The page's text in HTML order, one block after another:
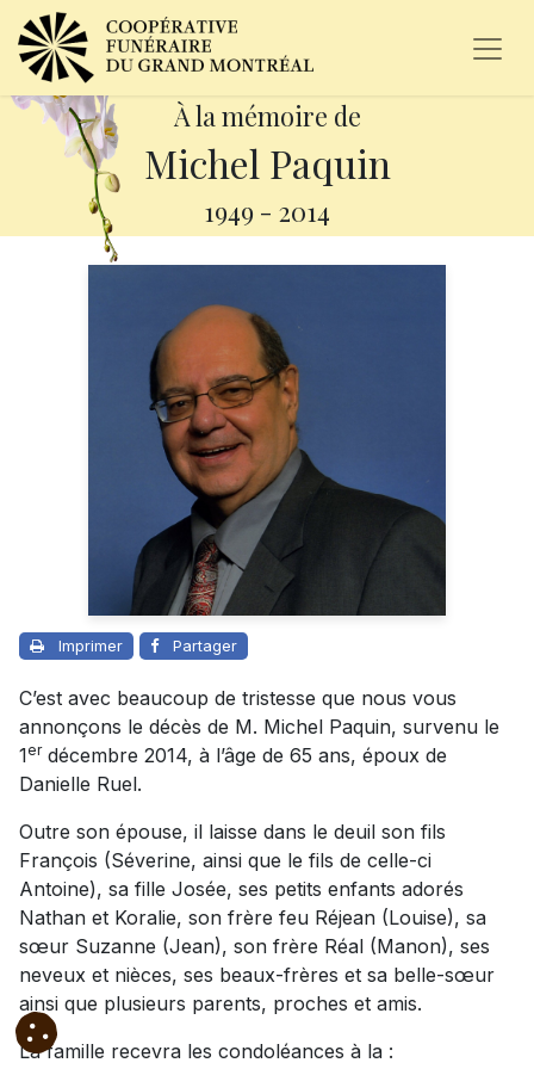
À la mémoire de
Michel Paquin
1949 - 2014
Imprimer Partager
C’est avec beaucoup de tristesse que nous vous
annonçons le décès de M. Michel Paquin, survenu le
1erdécembre 2014, à l’âge de 65 ans, époux de
Danielle Ruel.
Outre son épouse, il laisse dans le deuil son fils
François (Séverine, ainsi que le fils de celle-ci
Antoine), sa fille Josée, ses petits enfants adorés
Nathan et Koralie, son frère feu Réjean (Louise), sa
sœur Suzanne (Jean), son frère Réal (Manon), ses
neveux et nièces, ses beaux-frères et sa belle-sœur
ainsi que plusieurs parents, proches et amis.
La famille recevra les condoléances à la :